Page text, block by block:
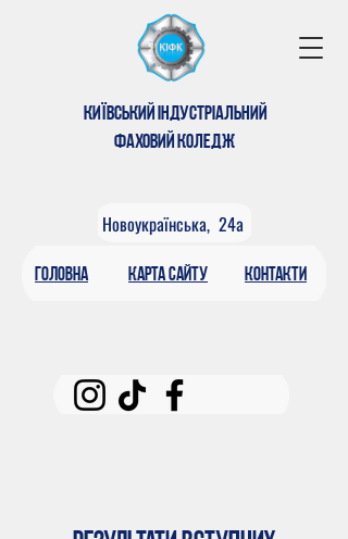
КИЇВСЬКИЙ ІНДУСТРІАЛЬНИЙ
ФАХОВИЙ КОЛЕДЖ
Новоукраїнська, 24а
КАРтА САЙТУ
головна контакти